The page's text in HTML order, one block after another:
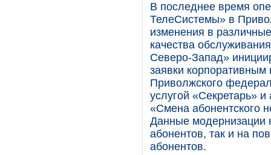
В последнее время
ТелеСистемы» в
изменения в
качества
Северо-Запад»
заявки корпоративным
Приволжского
услугой «Секретарь»
«Смена абонентского
Данные модернизации
абонентов, так и на
абонентов.